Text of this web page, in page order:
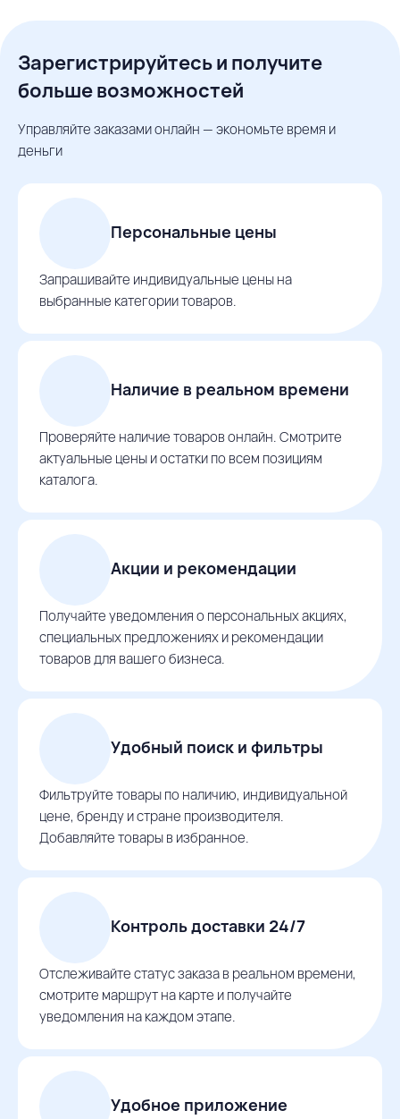
Зарегистрируйтесь и получите
больше возможностей
Управляйте заказами онлайн — экономьте время и
деньги
Персональные цены
Запрашивайте индивидуальные цены на
выбранные категории товаров.
Наличие в реальном времени
Проверяйте наличие товаров онлайн. Смотрите
актуальные цены и остатки по всем позициям
каталога.
Акции и рекомендации
Получайте уведомления о персональных акциях,
специальных предложениях и рекомендации
товаров для вашего бизнеса.
Удобный поиск и фильтры
Фильтруйте товары по наличию, индивидуальной
цене, бренду и стране производителя.
Добавляйте товары в избранное.
Контроль доставки 24/7
Отслеживайте статус заказа в реальном времени,
смотрите маршрут на карте и получайте
уведомления на каждом этапе.
Удобное приложение